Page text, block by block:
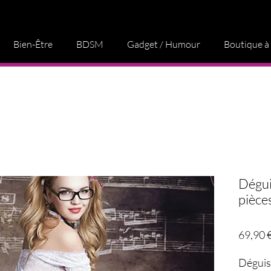
Bien-Être BDSM Gadget / Humour Boutique
69,90